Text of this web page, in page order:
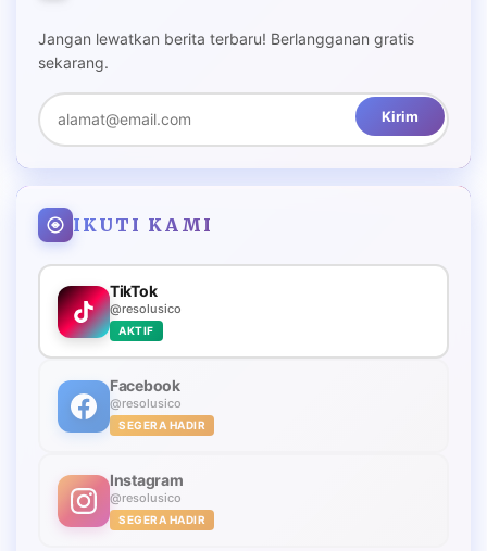
Jangan lewatkan berita terbaru! Berlangganan gratis
sekarang.
Kirim
IKUTI KAMI
TikTok
@resolusico
AKTIF
Facebook
@resolusico
SEGERA HADIR
Instagram
@resolusico
SEGERA HADIR